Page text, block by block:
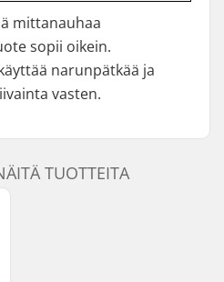
mittanauhaa
sopii oikein.
narunpätkää ja
vasten.
TUOTTEITA